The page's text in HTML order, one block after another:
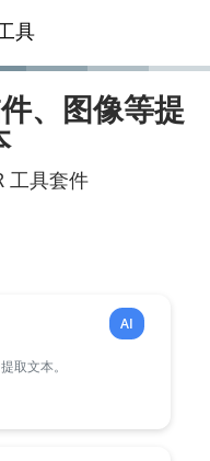
、图像等提
工具套件
取文本。
AI